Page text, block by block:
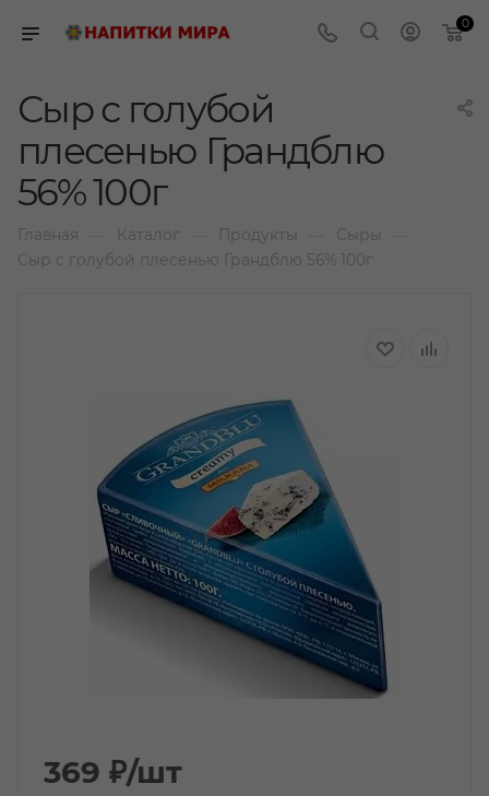
0
Сыр с голубой
плесенью Грандблю
56% 100г
Главная Каталог Продукты Сыры
Сыр с голубой плесенью Грандблю 56% 100г
369 ₽/шт